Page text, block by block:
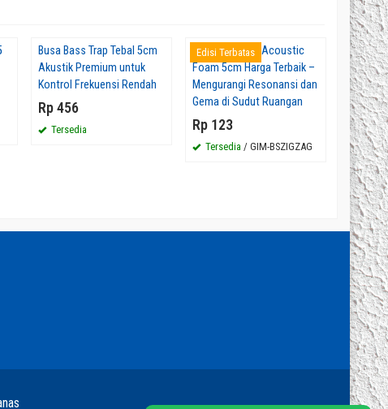
Busa Bass Trap Tebal 5cm
Akustik Premium untuk
Kontrol Frekuensi Rendah
Rp 456
Tersedia
Edisi Terbatas
Jual Bass Trap Acoustic
Foam 5cm Harga Terbaik –
Mengurangi Resonansi dan
Gema di Sudut Ruangan
Rp 123
Tersedia / GIM-BSZIGZAG
Paling
Busa
Malang
Rp 123